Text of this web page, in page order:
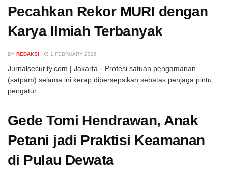
Pecahkan Rekor MURI dengan
Karya Ilmiah Terbanyak
BY REDAKSI 1 FEBRUARY 2026
Jurnalsecurity.com | Jakarta-- Profesi satuan pengamanan
(satpam) selama ini kerap dipersepsikan sebatas penjaga pintu,
pengatur...
Gede Tomi Hendrawan, Anak
Petani jadi Praktisi Keamanan
di Pulau Dewata